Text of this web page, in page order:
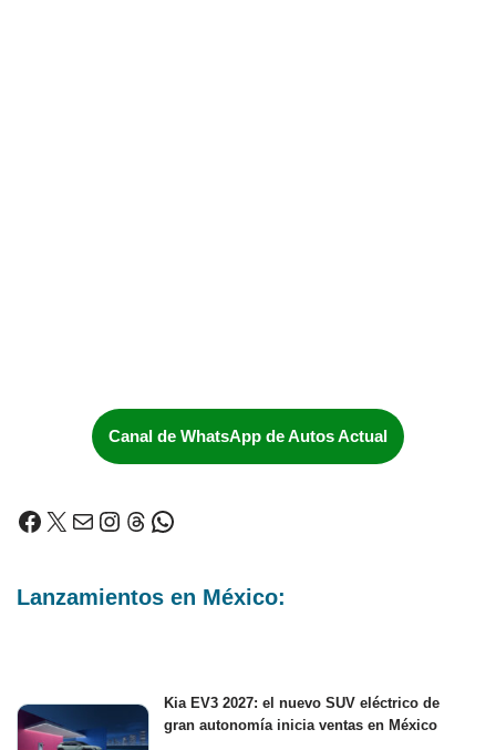
Canal de WhatsApp de Autos Actual
Lanzamientos en México:
Kia EV3 2027: el nuevo SUV eléctrico de
gran autonomía inicia ventas en México